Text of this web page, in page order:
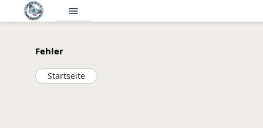
menu
Fehler
Startseite